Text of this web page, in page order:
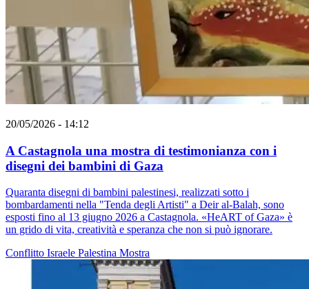
20/05/2026 - 14:12
A Castagnola una mostra di testimonianza con i
disegni dei bambini di Gaza
Quaranta disegni di bambini palestinesi, realizzati sotto i
bombardamenti nella "Tenda degli Artisti" a Deir al-Balah, sono
esposti fino al 13 giugno 2026 a Castagnola. «HeART of Gaza» è
un grido di vita, creatività e speranza che non si può ignorare.
Conflitto Israele Palestina Mostra